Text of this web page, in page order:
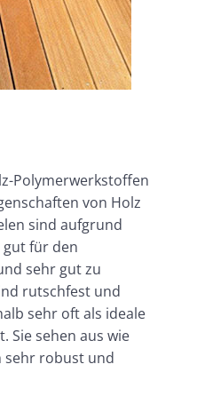
Polymerwerkstoffen
von Holz
sind aufgrund
für den
sehr gut zu
rutschfest und
sehr oft als ideale
Sie sehen aus wie
sehr robust und